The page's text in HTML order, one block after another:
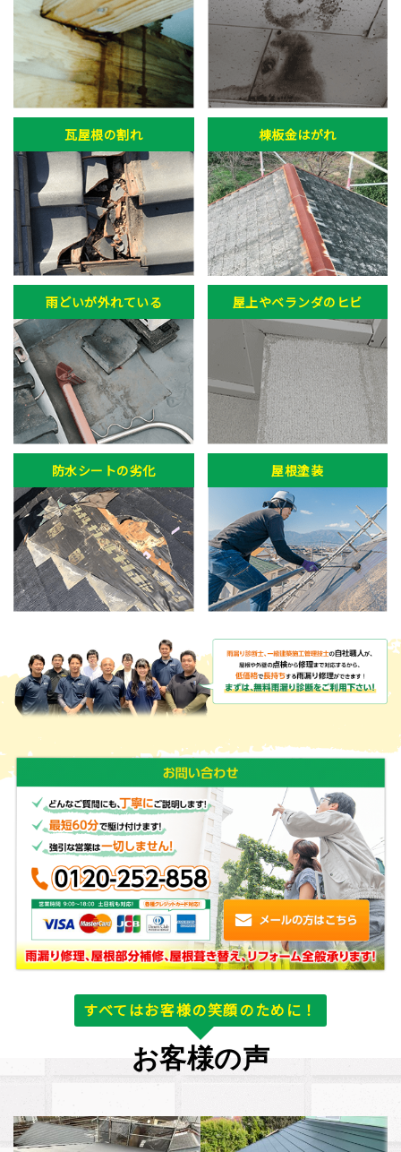
瓦屋根の割れ 棟板金はがれ
雨どいが外れている 屋上やベランダのヒビ
防水シートの劣化 屋根塗装
すべてはお客様の笑顔のために！
お客様の声